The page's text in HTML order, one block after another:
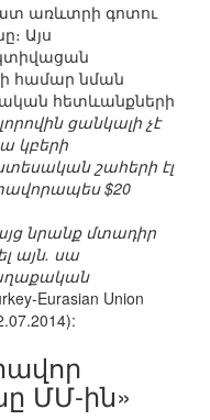
առևտրի գոտու
Այս
համար նման
հետևանքների
ցանկալի չէ
կբերի
շահերի էլ
$20
նրանք մտադիր
այն. սա
Eurasian Union
ՄՄ-ին»